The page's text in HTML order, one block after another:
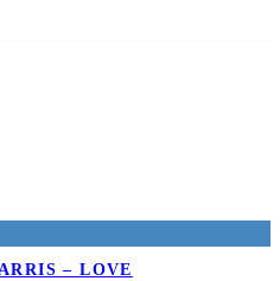
– LOVE